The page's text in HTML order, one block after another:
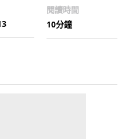
閱讀時間
10分鐘